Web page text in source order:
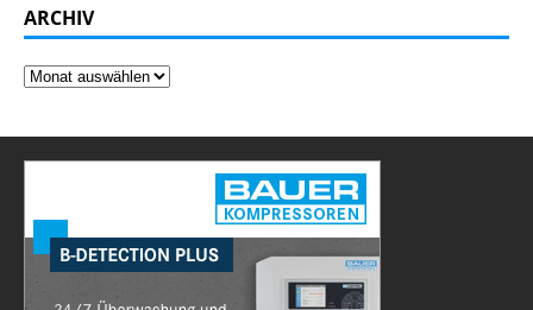
ARCHIV